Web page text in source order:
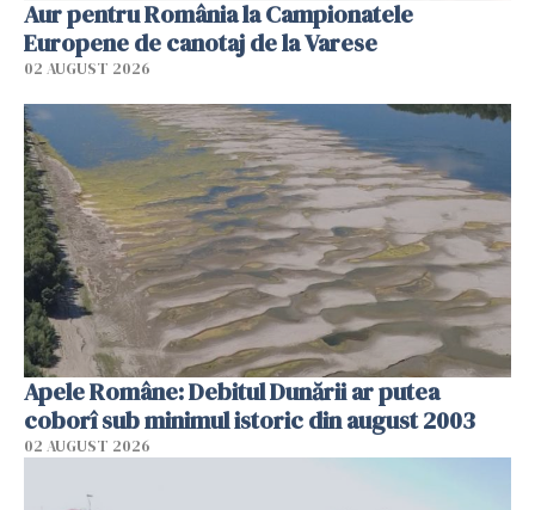
Aur pentru România la Campionatele
Europene de canotaj de la Varese
02 AUGUST 2026
Apele Române: Debitul Dunării ar putea
coborî sub minimul istoric din august 2003
02 AUGUST 2026